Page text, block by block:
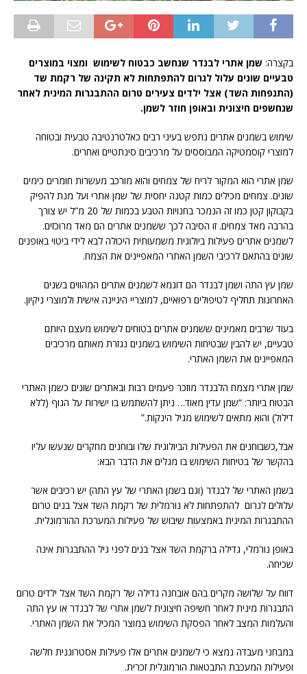
בקצרה: שמן אתרי לבנדר שנחשב כבטוח לשימוש ומצוי במוצרים
טבעיים שונים עלול לגרום להתפתחות לא תקינה של רקמת שד
(התנפחות השד) אצל ילדים צעירים טרום ההתבגרות המינית לאחר
שנחשפים חיצונית ובאופן חוזר לשמן.
שימוש בשמנים אתרים נתפש בעיני רבים כאלטרנטיבה טבעית ובטוחה
למוצרי קוסמטיקה המבוססים על מרכיבים סינתטיים ואחרים.
שמן אתרי הוא המקור לריח של צמחים והוא מורכב מעשרות חומרים כימים
שונים. צמחים מכילים כמות קטנה יחסית של שמן אתרי ועל מנת להפיק
בקבוקון קטן כמו זה הנמכר בחנויות הטבע בכמות של 20 מ”ל יש צורך
בהרבה מאד צמחים. זו הסיבה לכך ששמנים אתרים הם מאד מרוכזים.
לשמנים אתרים פעילות ביולוגית משמעותית היכולה לבא לידי ביטוי באופנים
שונים בהתאם לרכיבי השמן האתרי המאפיינים את הצמח.
שמן עץ התה ושמן לבנדר הם דוגמא לשמנים אתרים המהווים בשנים
האחרונות תחליף לטיפולים רפואיים, למוצריי היגיינה אישית ולמוצרי ניקיון.
בעוד שרבים מאמינים ששמנים אתרים בטוחים לשימוש מעצם היותם
טבעיים, יש להבין שבטיחות השימוש בשמנים נגזרת מאותם מרכיבים
המאפיינים את השמן האתרי.
שמן אתרי מצמח הלבנדר מוזכר פעמים רבות ובאתרים שונים כשמן האתרי
הבטוח ביותר: “שמן עדין מאוד… ניתן להשתמש בו ישירות על הגוף (ללא
דילול) והוא מתאים לשימוש מגיל הינקות.”
אבל,כשבוחנים את הפעילות הביולוגית שלו ובוחנים מחקרים שנעשו עליו
בהקשר של בטיחות השימוש בו מגלים את הדבר הבא:
בשמן האתרי של לבנדר (וגם בשמן האתרי של עץ התה) יש רכיבים אשר
עלולים לגרום להתפתחות לא נורמלית של רקמת השד אצל בנים טרום
ההתבגרות המינית באמצעות שיבוש של פעילות המערכת ההורמונלית.
באופן נורמלי, גדילה ברקמת השד אצל בנים לפני גיל ההתבגרות אינה
שכיחה.
דווח על שלושה מקרים בהם אובחנה גדילה של רקמת השד אצל ילדים טרום
התבגרות מינית לאחר חשיפה חיצונית לשמן אתרי של לבנדר או עץ התה
והעלמות המצב לאחר הפסקת השימוש במוצר המכיל את השמן האתרי.
במבחני מעבדה נמצא כי לשמנים אתרים אלו פעילות אסטרוגנית חלשה
ופעילות המעכבת התבטאות הורמונלית זכרית.